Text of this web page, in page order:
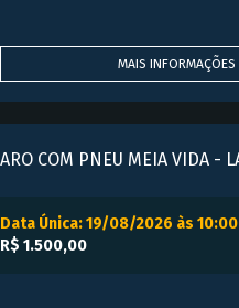
MAIS INFORMAÇÕES
Data Única: 19/08/2026 às 10:00
R$ 1.500,00